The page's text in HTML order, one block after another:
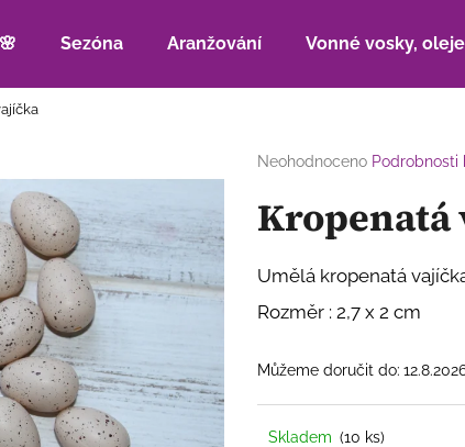
Sezóna Aranžování Vonné vosky,
Průměrné
produktu
je
5
hvězdiček.
Neohodnoceno Podrobnosti
Kropenatá
Umělá kropenatá
Rozměr : 2,7 x 2 cm
Můžeme doručit do:
Skladem (10 ks)
Co potřebujete najít?
HLEDAT
Doporučujeme